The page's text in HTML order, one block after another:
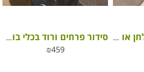
סידור לבן בכלי לשולחן או למתנה – white flower arrangement in an elegant ceramic vase
סידור פרחים ורוד בכלי בוהו עם בלון ומרשמלו לבבות – מתנה קסומה ומלאת אהבה
₪459